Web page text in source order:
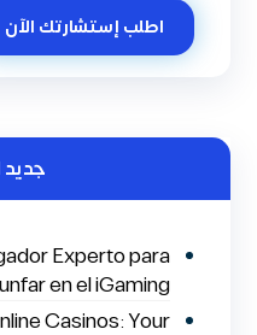
اطلب إستشارتك الآن
جديد
Experto para
en el iGaming
Casinos: Your